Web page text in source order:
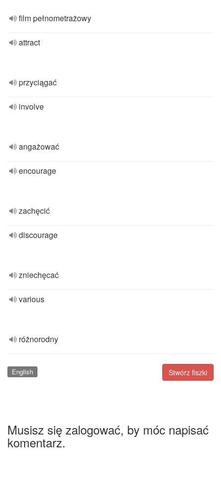
film pełnometrażowy
attract
przyciągać
involve
angażować
encourage
zachęcić
discourage
zniechęcać
various
różnorodny
Stwórz fiszki
English
Musisz się zalogować, by móc napisać
komentarz.